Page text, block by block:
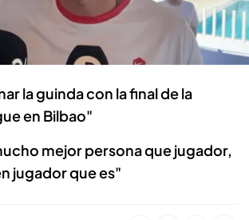
Lechuga
21:05h.
la guinda con la final de la
en Bilbao"
mejor persona que jugador,
jugador que es"